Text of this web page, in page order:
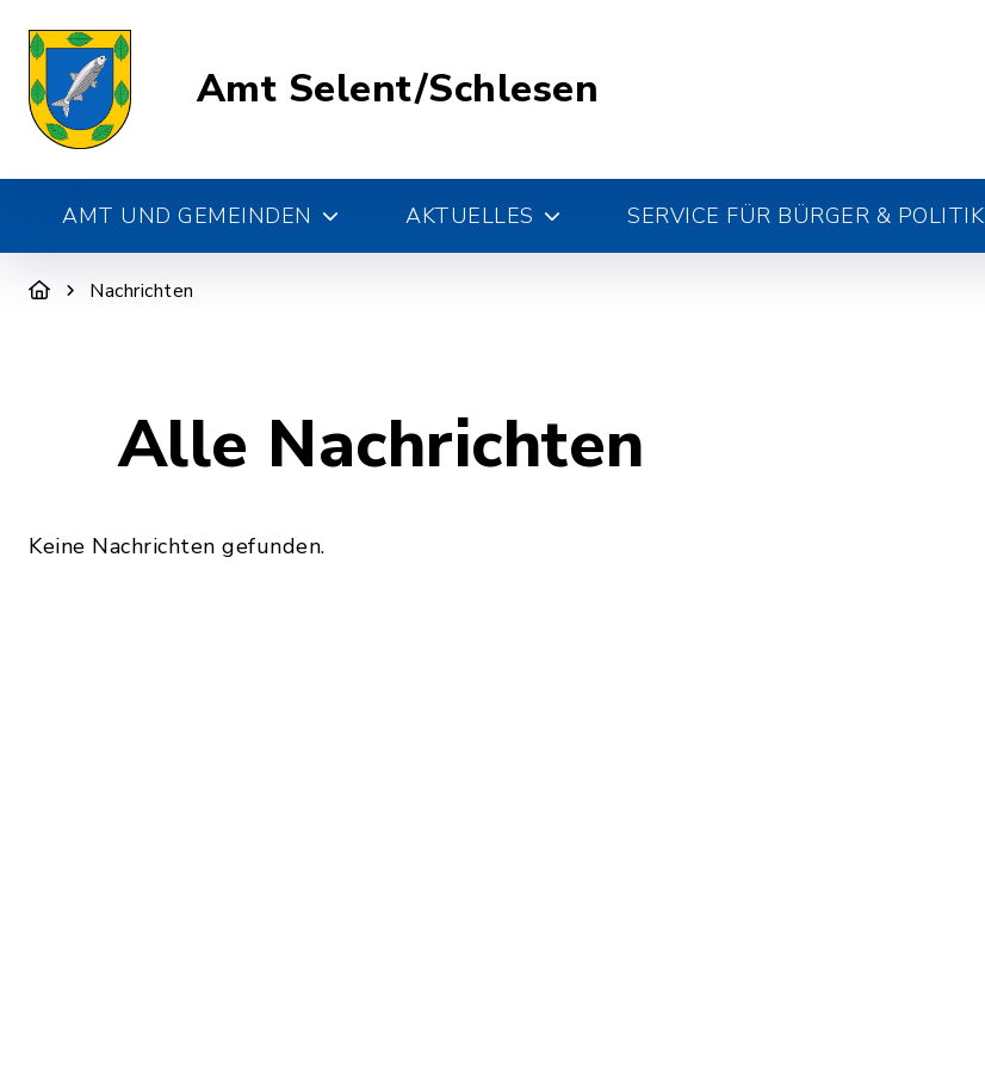
Amt Selent/Schlesen
AMT UND GEMEINDEN AKTUELLES SERVICE FÜR BÜRGER & POLITIK
Nachrichten
Alle Nachrichten
Keine Nachrichten gefunden.